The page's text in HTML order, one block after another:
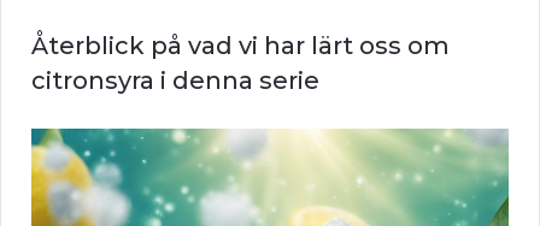
Återblick på vad vi har lärt oss om
citronsyra i denna serie